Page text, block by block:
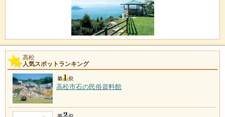
高松
人気スポットランキング
高松市石の民俗資料館